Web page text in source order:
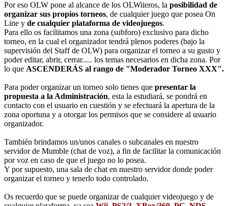
Por eso OLW pone al alcance de los OLWiieros, la posibilidad de
organizar sus propios torneos, de cualquier juego que posea On
Line y de cualquier plataforma de videojuegos.
Para ello os facilitamos una zona (subforo) exclusivo para dicho
torneo, en la cual el organizador tendrá plenos poderes (bajo la
supervisión del Staff de OLW) para organizar el torneo a su gusto y
poder editar, abrir, cerrar..... los temas necesarios en dicha zona. Por
lo que ASCENDERÁS al rango de "Moderador Torneo XXX".
Para poder organizar un torneo solo tienes que presentar la
propuesta a la Administración, esta la estudiará, se pondrá en
contacto con el usuario en cuestión y se efectuará la apertura de la
zona oportuna y a otorgar los permisos que se considere al usuario
organizador.
También brindamos un/unos canales o subcanales en nuestro
servidor de Mumble (chat de voz), a fin de facilitar la comunicación
por voz en caso de que el juego no lo posea.
Y por supuesto, una sala de chat en nuestro servidor donde poder
organizar el torneo y tenerlo todo controlado.
Os recuerdo que se puede organizar de cualquier videojuego y de